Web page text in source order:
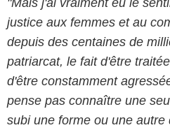
justice aux femmes et au
depuis des centaines de
patriarcat, le fait d'être
d'être constamment
pense pas connaître une
subi une forme ou une autre